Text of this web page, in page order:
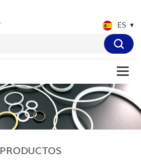
ES
PRODUCTOS